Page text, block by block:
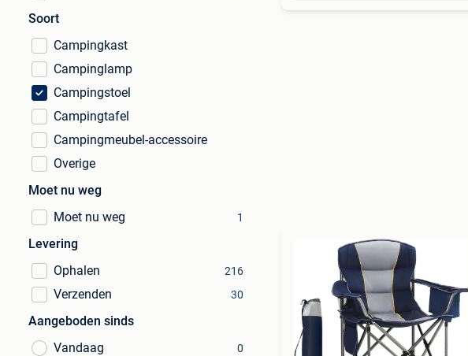
Soort
Campingkast
Campinglamp
Campingstoel
Campingtafel
Campingmeubel-accessoire
Overige
Moet nu weg
Moet nu weg
1
Levering
Ophalen
216
Verzenden 30
Aangeboden sinds
Vandaag
0